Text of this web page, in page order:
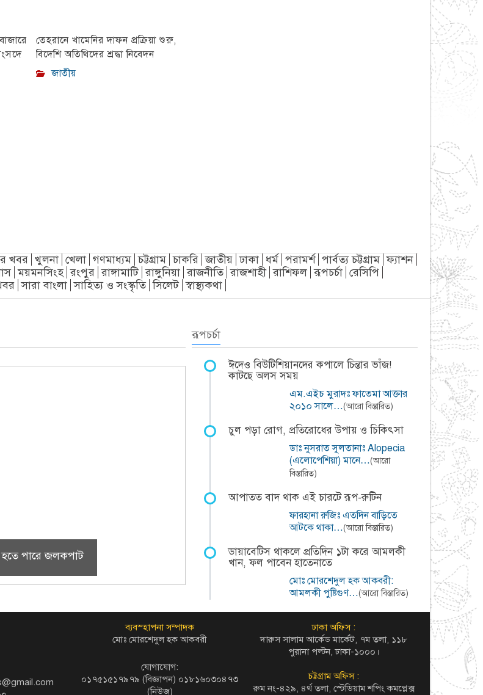
তেহরানে খামেনির দাফন প্রক্রিয়া শুরু,
বিদেশি অতিথিদের শ্রদ্ধা নিবেদন
জাতীয়
খবর খুলনা খেলা গণমাধ্যম চট্টগ্রাম চাকরি জাতীয় ঢাকা ধর্ম পরামর্শ পার্বত্য চট্টগ্রাম ফ্যাশন
ময়মনসিংহ রংপুর রাঙ্গামাটি রাঙ্গুনিয়া রাজনীতি রাজশাহী রাশিফল রূপচর্চা রেসিপি
সারা বাংলা সাহিত্য ও সংস্কৃতি সিলেট স্বাস্থ্যকথা
হতে পারে জলকপাট
রূপচর্চা
ঈদেও বিউটিশিয়ানদের কপালে চিন্তার ভাঁজ!
কাটছে অলস সময়
এম.এইচ মুরাদঃ ফাতেমা আক্তার
২০১০ সালে…(আরো বিস্তারিত)
চুল পড়া রোগ, প্রতিরোধের উপায় ও চিকিৎসা
ডাঃ নুসরাত সুলতানাঃ Alopecia
(এলোপেশিয়া) মানে…(আরো
বিস্তারিত)
আপাতত বাদ থাক এই চারটে রূপ-রুটিন
ফারহানা রুজিঃ এতদিন বাড়িতে
আটকে থাকা…(আরো বিস্তারিত)
ডায়াবেটিস থাকলে প্রতিদিন ১টা করে আমলকী
খান, ফল পাবেন হাতেনাতে
মোঃ মোরশেদুল হক আকবরী:
আমলকী পুষ্টিগুণ…(আরো বিস্তারিত)
ব্যবস্হাপনা সম্পাদক
মোঃ মোরশেদুল হক আকবরী
যোগাযোগ:
০১৭৫১৫১৭৯৭৯ (বিজ্ঞাপন) ০১৮১৬০৩০৪৭৩
(নিউজ)
ঢাকা অফিস :
দারুস সালাম আর্কেড মার্কেট, ৭ম তলা, ১১৮
পুরানা পল্টন, ঢাকা-১০০০।
চট্টগ্রাম অফিস :
রুম নং-৪২৯, ৪র্থ তলা, স্টেডিয়াম শপিং কমপ্লেক্স